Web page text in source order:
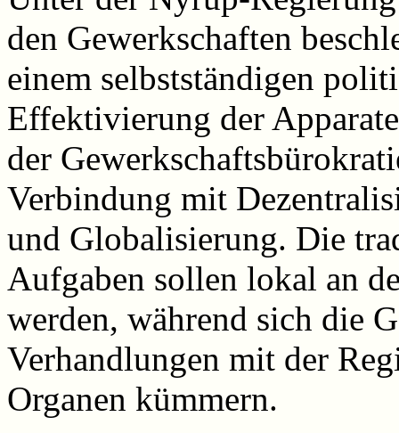
den Gewerkschaften
einem selbstständigen
Effektivierung der
der
Verbindung mit
und Globalisierung. Die
Aufgaben sollen lokal an
werden, während sich die
Verhandlungen mit der
Organen kümmern.